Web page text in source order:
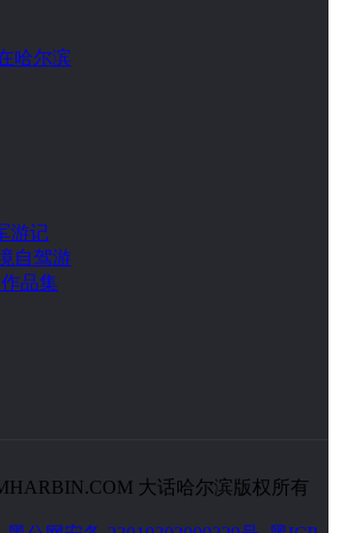
哈尔滨
游记
自驾游
品集
大话哈尔滨版权所有